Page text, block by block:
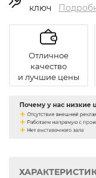
ключ
Отличное
качество
и лучшие цены